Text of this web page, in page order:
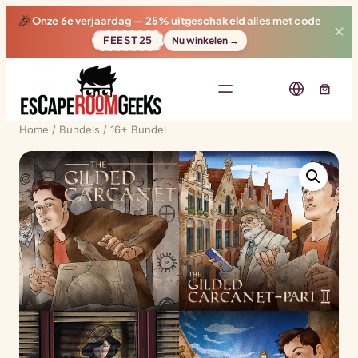
🎉Onze 6e verjaardag —25% uitgeschakeldalles met code
FEEST25
Nu winkelen →
✕
Home / Bundels / 16+ Bundel